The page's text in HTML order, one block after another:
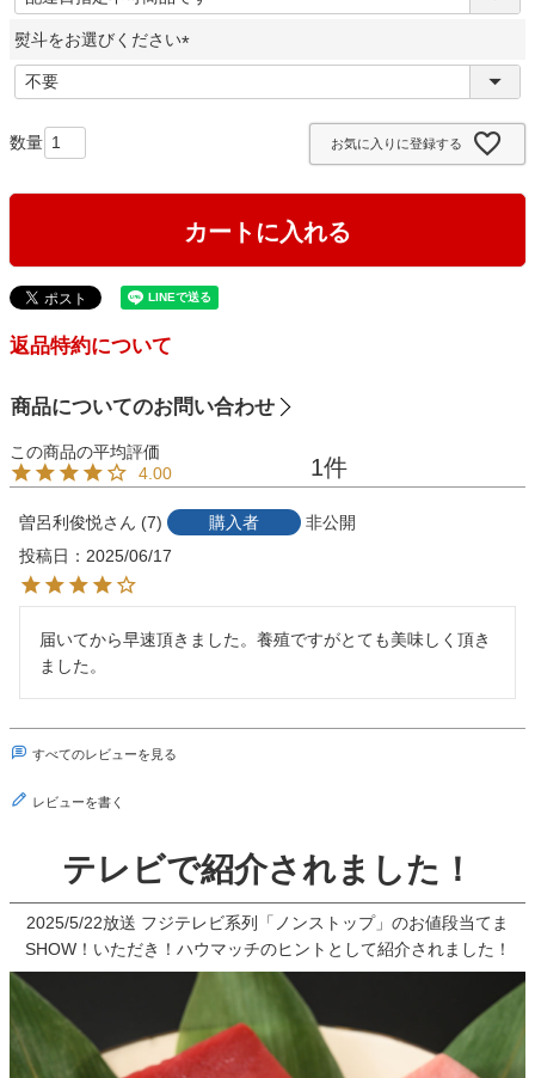
テレビで紹介されました！
2025/5/22放送 フジテレビ系列「ノンストップ」のお値段当てま
SHOW！いただき！ハウマッチのヒントとして紹介されました！
必
須
)
熨斗をお選びください
必
お気に入りに登録する
カートに入れる
返品特約について
商品についてのお問い合わせ
4.00 1
曽呂利俊悦 7 購入者
非公開
投稿日
2025/06/17
届いてから早速頂きました。養殖ですがとても美味しく頂き
ました。
すべてのレビューを見る
レビューを書く